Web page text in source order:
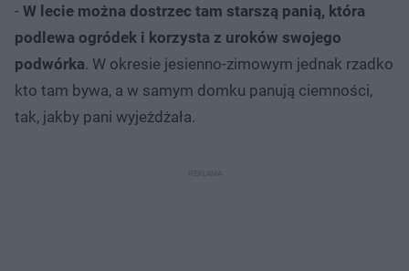
- W lecie można dostrzec tam starszą panią, która
podlewa ogródek i korzysta z uroków swojego
podwórka. W okresie jesienno-zimowym jednak rzadko
kto tam bywa, a w samym domku panują ciemności,
tak, jakby pani wyjeżdżała.